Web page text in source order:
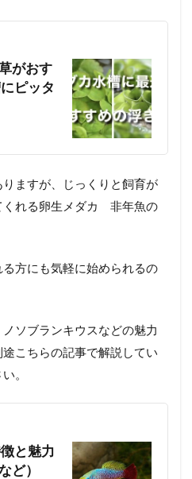
がおす
ピッタ
ますが、じっくりと飼育が
くれる卵生メダカ 非年魚の
方にも気軽に始められるの
ソブランキウスなどの魅力
こちらの記事で解説してい
。
と魅力
ど）